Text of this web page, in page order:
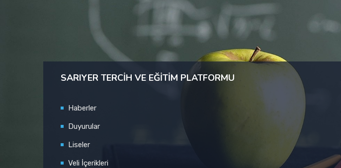
SARIYER TERCIH VE EĞITIM PLATFORMU
Haberler
Duyurular
Liseler
Veli İçerikleri